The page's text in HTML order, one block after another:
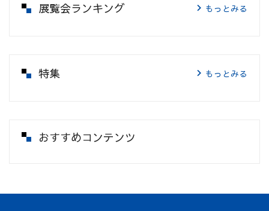
展覧会ランキング もっとみる
特集 もっとみる
おすすめコンテンツ